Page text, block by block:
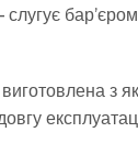
слугує
з